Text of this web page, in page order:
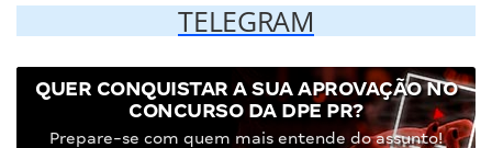
TELEGRAM
QUER CONQUISTAR A SUA APROVAÇÃO NO
CONCURSO DA DPE PR?
Prepare-se com quem mais entende do assunto!